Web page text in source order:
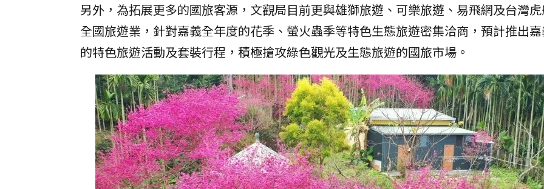
另外，為拓展更多的國旅客源，文觀局目前更與雄獅旅遊、可樂旅遊、易飛網及台灣
全國旅遊業，針對嘉義全年度的花季、螢火蟲季等特色生態旅遊密集洽商，預計推出
的特色旅遊活動及套裝行程，積極搶攻綠色觀光及生態旅遊的國旅市場。